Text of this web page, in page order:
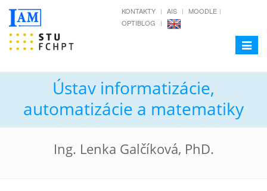
KONTAKTY AIS
MOODLE
OPTIBLOG
Toggle
Ústav informatizácie,
automatizácie a matematiky
Ing. Lenka Galčíková, PhD.